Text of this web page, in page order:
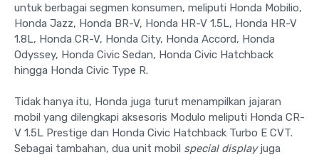
untuk berbagai segmen konsumen, meliputi Honda Mobilio,
Honda Jazz, Honda BR-V, Honda HR-V 1.5L, Honda HR-V
1.8L, Honda CR-V, Honda City, Honda Accord, Honda
Odyssey, Honda Civic Sedan, Honda Civic Hatchback
hingga Honda Civic Type R.
Tidak hanya itu, Honda juga turut menampilkan jajaran
mobil yang dilengkapi aksesoris Modulo meliputi Honda CR-
V 1.5L Prestige dan Honda Civic Hatchback Turbo E CVT.
Sebagai tambahan, dua unit mobil special displayjuga